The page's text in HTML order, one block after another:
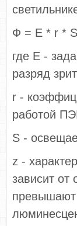
Ф = Е * r *
где Е -
разряд
r -
работой
S -
z -
зависит
превышают